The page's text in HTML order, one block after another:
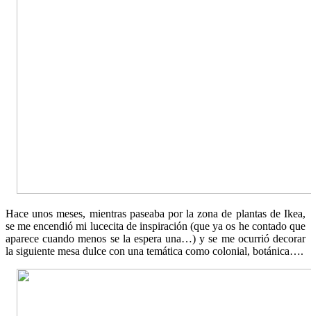
Hace unos meses, mientras paseaba por la zona de plantas de Ikea,
se me encendió mi lucecita de inspiración (que ya os he contado que
aparece cuando menos se la espera una…) y se me ocurrió decorar
la siguiente mesa dulce con una temática como colonial, botánica….